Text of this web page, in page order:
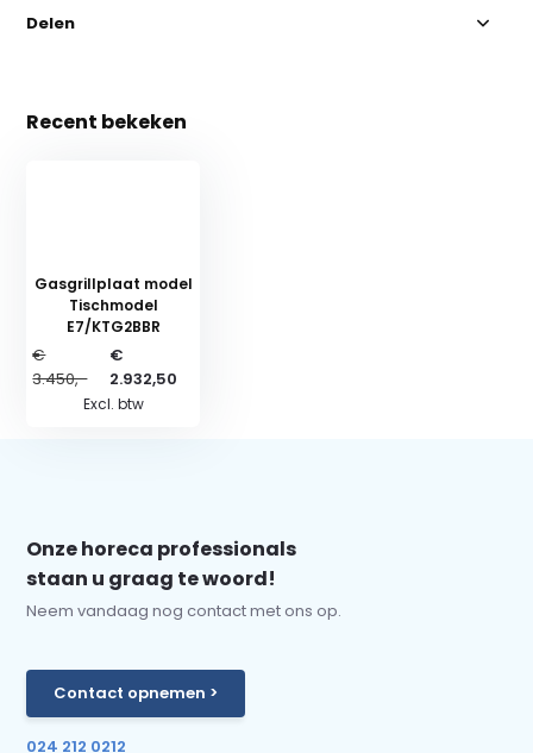
Delen
Recent bekeken
Gasgrillplaat model
Tischmodel
E7/KTG2BBR
€
3.450,-
€
2.932,50
Excl. btw
Onze horeca professionals
staan u graag te woord!
Neem vandaag nog contact met ons op.
Contact opnemen >
024 212 0212